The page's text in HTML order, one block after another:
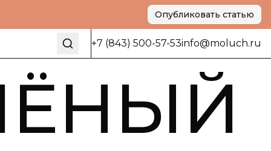
Опубликовать статью
+7 (843) 500-57-53info@moluch.ru